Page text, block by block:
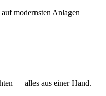
modernsten Anlagen
— alles aus einer Hand.